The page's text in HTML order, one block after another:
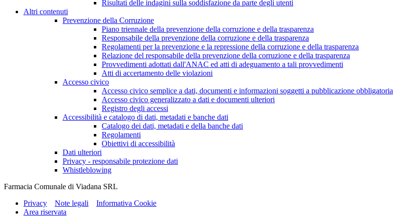
Risultati delle indagini sulla soddisfazione da parte degli utenti
Altri contenuti
Prevenzione della Corruzione
Piano triennale della prevenzione della corruzione e della trasparenza
Responsabile della prevenzione della corruzione e della trasparenza
Regolamenti per la prevenzione e la repressione della corruzione e della trasparenza
Relazione del responsabile della prevenzione della corruzione e della trasparenza
Provvedimenti adottati dall'ANAC ed atti di adeguamento a tali provvedimenti
Atti di accertamento delle violazioni
Accesso civico
Accesso civico semplice a dati, documenti e informazioni soggetti a pubblicazione obbligatoria
Accesso civico generalizzato a dati e documenti ulteriori
Registro degli accessi
Accessibilità e catalogo di dati, metadati e banche dati
Catalogo dei dati, metadati e della banche dati
Regolamenti
Obiettivi di accessibilità
Dati ulteriori
Privacy - responsabile protezione dati
Whistleblowing
Farmacia Comunale di Viadana SRL
Privacy
Note legali
Informativa Cookie
Area riservata